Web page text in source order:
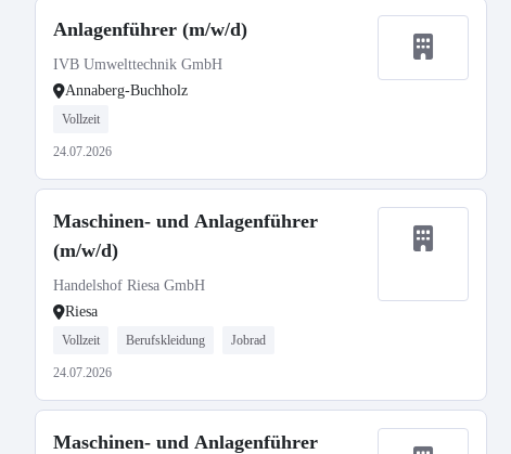
Anlagenführer (m/w/d)
IVB Umwelttechnik GmbH
Annaberg-Buchholz
Vollzeit
24.07.2026
Maschinen- und Anlagenführer
(m/w/d)
Handelshof Riesa GmbH
Riesa
Vollzeit Berufskleidung Jobrad
24.07.2026
Maschinen- und Anlagenführer